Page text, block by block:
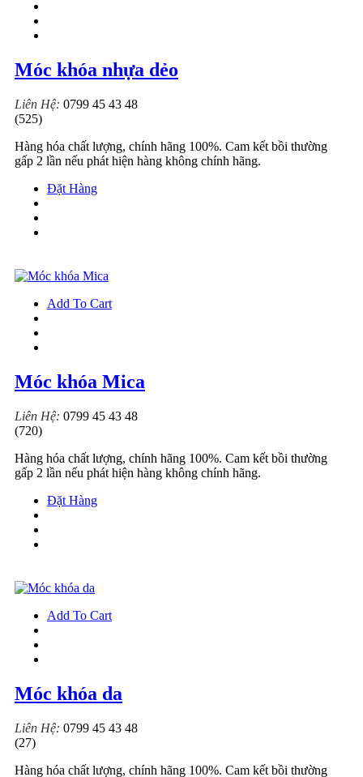
Móc khóa nhựa dẻo
Liên Hệ: 0799 45 43 48
(525)
Hàng hóa chất lượng, chính hãng 100%. Cam kết bồi thường
gấp 2 lần nếu phát hiện hàng không chính hãng.
Đặt Hàng
Add To Cart
Móc khóa Mica
Liên Hệ: 0799 45 43 48
(720)
Hàng hóa chất lượng, chính hãng 100%. Cam kết bồi thường
gấp 2 lần nếu phát hiện hàng không chính hãng.
Đặt Hàng
Add To Cart
Móc khóa da
Liên Hệ: 0799 45 43 48
(27)
Hàng hóa chất lượng, chính hãng 100%. Cam kết bồi thường